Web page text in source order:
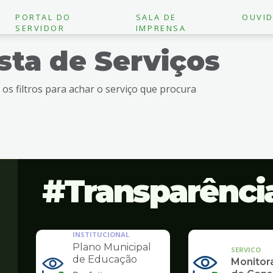
PORTAL DO
SERVIDOR
SALA DE
IMPRENSA
de Serviços
os filtros para achar o serviço que procura
INSTITUCIONAL
Plano Municipal
de Educação
SERVICO